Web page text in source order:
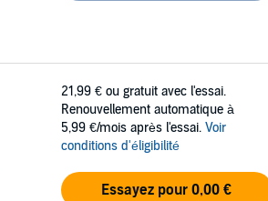
21,99 € ou gratuit avec l'essai.
Renouvellement automatique à
5,99 €/mois après l'essai. Voir
conditions d'éligibilité
Essayez pour 0,00 €